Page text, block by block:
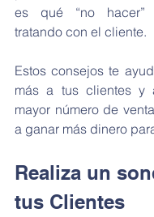
es qué “no hacer”
tratando con el cliente.
Estos consejos te
más a tus clientes y
mayor número de
a ganar más dinero
Realiza un
tus Clientes